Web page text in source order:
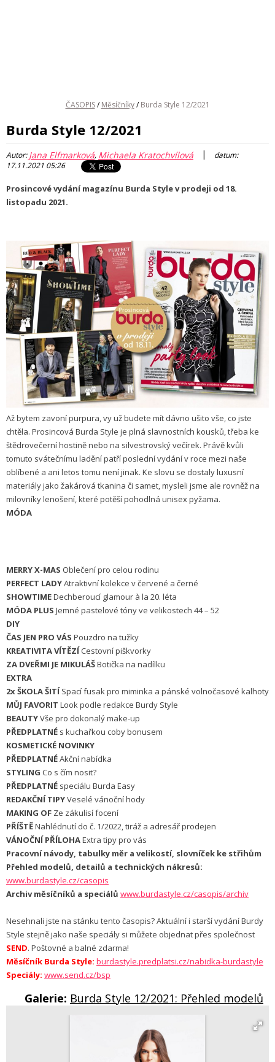
ČASOPIS / Měsíčníky / Burda Style 12/2021
Burda Style 12/2021
Autor:Jana Elfmarková, Michaela Kratochvílová |
datum:
17.11.2021 05:26
Prosincové vydání magazínu Burda Style v prodeji od 18.
listopadu 2021.
Až bytem zavoní purpura, vy už budete mít dávno ušito vše, co jste
chtěla. Prosincová Burda Style je plná slavnostních kousků, třeba ke
štědrovečerní hostině nebo na silvestrovský večírek. Právě kvůli
tomuto svátečnímu ladění patří poslední vydání v roce mezi naše
oblíbené a ani letos tomu není jinak. Ke slovu se dostaly luxusní
materiály jako žakárová tkanina či samet, mysleli jsme ale rovněž na
milovníky lenošení, které potěší pohodlná unisex pyžama.
MÓDA
MERRY X-MAS Oblečení pro celou rodinu
PERFECT LADYAtraktivní kolekce v červené a černé
SHOWTIMEDechberoucí glamour à la 20. léta
MÓDA PLUS Jemné pastelové tóny ve velikostech 44 – 52
DIY
ČAS JEN PRO VÁS Pouzdro na tužky
KREATIVITA VÍTĚZÍ Cestovní piškvorky
ZA DVEŘMI JE MIKULÁŠBotička na nadílku
EXTRA
2x ŠKOLA ŠITÍ Spací fusak pro miminka a pánské volnočasové kalhoty
MŮJ FAVORIT Look podle redakce Burdy Style
BEAUTYVše pro dokonalý make-up
PŘEDPLATNÉ s kuchařkou coby bonusem
KOSMETICKÉ NOVINKY
PŘEDPLATNÉAkční nabídka
STYLING Co s čím nosit?
PŘEDPLATNÉ speciálu Burda Easy
REDAKČNÍ TIPYVeselé vánoční hody
MAKING OF Ze zákulisí focení
PŘÍŠTĚNahlédnutí do č. 1/2022, tiráž a adresář prodejen
VÁNOČNÍ PŘÍLOHAExtra tipy pro vás
Pracovní návody, tabulky měr a velikostí, slovníček ke střihům
Přehled modelů, detailů a technických nákresů:
www.burdastyle.cz/casopis
Archiv měsíčníků a speciálů www.burdastyle.cz/casopis/archiv
Nesehnali jste na stánku tento časopis? Aktuální i starší vydání Burdy
Style stejně jako naše speciály si můžete objednat přes společnost
SEND. Poštovné a balné zdarma!
Měsíčník Burda Style: burdastyle.predplatsi.cz/nabidka-burdastyle
Speciály: www.send.cz/bsp
Galerie: Burda Style 12/2021: Přehled modelů